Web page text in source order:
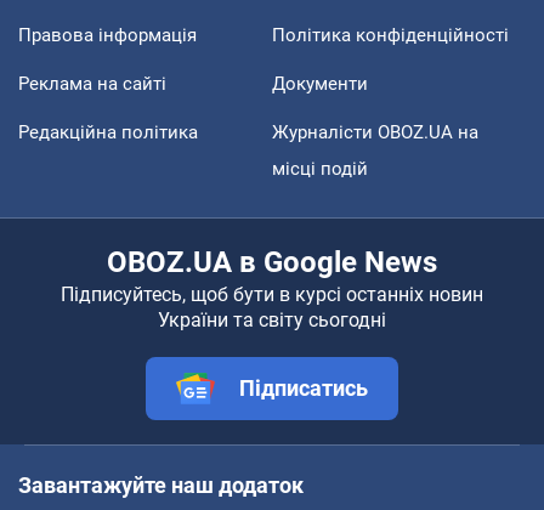
Правова інформація Політика конфіденційності
Реклама на сайті Документи
Редакційна політика
Журналісти OBOZ.UA на
місці подій
OBOZ.UA в Google News
Підписуйтесь, щоб бути в курсі останніх новин
України та світу сьогодні
Підписатись
Завантажуйте наш додаток